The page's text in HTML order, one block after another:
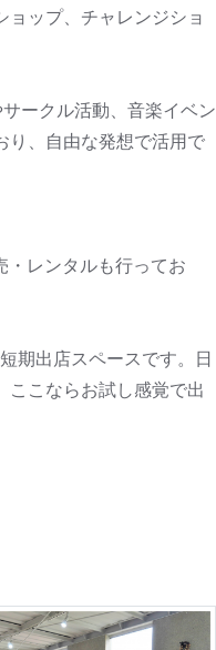
ップ、チャレンジショ
ークル活動、音楽イベン
り、自由な発想で活用で
・レンタルも行ってお
期出店スペースです。日
ここならお試し感覚で出